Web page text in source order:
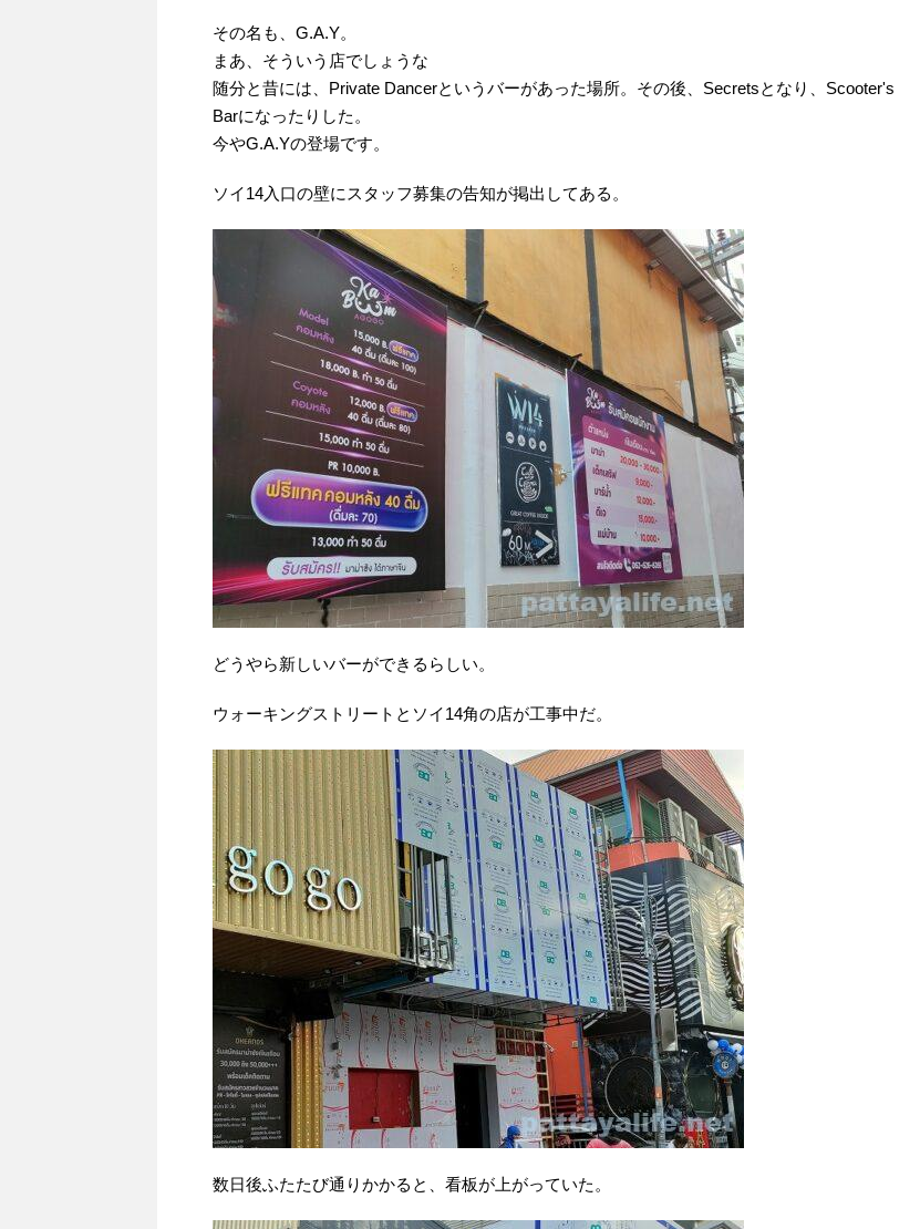
その名も、G.A.Y。
まあ、そういう店でしょうな
随分と昔には、Private Dancerというバーがあった場所。その後、Secretsとなり、Scooter's
Barになったりした。
今やG.A.Yの登場です。
ソイ14入口の壁にスタッフ募集の告知が掲出してある。
どうやら新しいバーができるらしい。
ウォーキングストリートとソイ14角の店が工事中だ。
数日後ふたたび通りかかると、看板が上がっていた。